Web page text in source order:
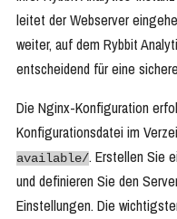
leitet der Webserver
weiter, auf dem Rybbit
entscheidend für eine
Die Nginx-Konfiguration
Konfigurationsdatei im
available/. Erstellen Sie
und definieren Sie den
Einstellungen. Die